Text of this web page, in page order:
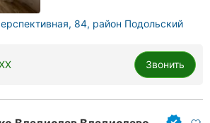
84, район Подольский
Звонить